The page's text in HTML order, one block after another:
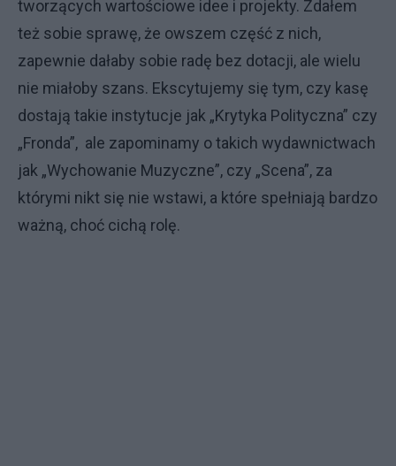
tworzących wartościowe idee i projekty. Zdałem
też sobie sprawę, że owszem część z nich,
zapewnie dałaby sobie radę bez dotacji, ale wielu
nie miałoby szans. Ekscytujemy się tym, czy kasę
dostają takie instytucje jak „Krytyka Polityczna” czy
„Fronda”, ale zapominamy o takich wydawnictwach
jak „Wychowanie Muzyczne”, czy „Scena”, za
którymi nikt się nie wstawi, a które spełniają bardzo
ważną, choć cichą rolę.